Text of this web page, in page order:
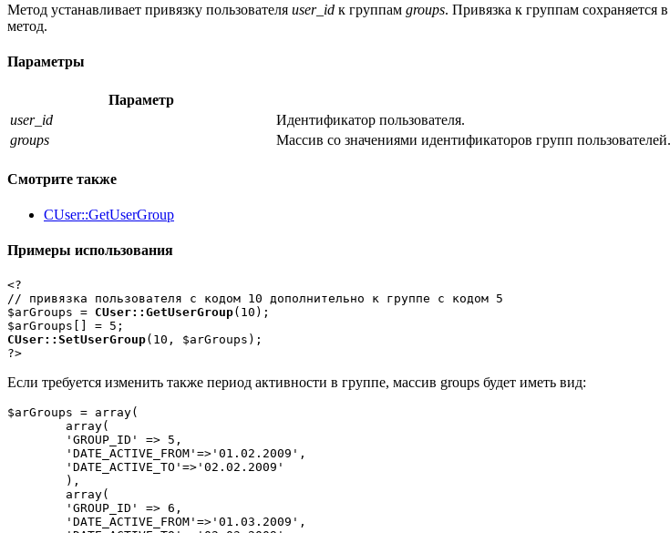
Метод устанавливает привязку пользователя user_id к группам groups. Привязка к группам сохраняется
метод.
Параметры
Параметр
user_id
Идентификатор пользователя.
groups
Массив со значениями идентификаторов групп пользователей.
Смотрите также
CUser::GetUserGroup
Примеры использования
<?
// привязка пользователя с кодом 10 дополнительно к группе c кодом 5
$arGroups = CUser::GetUserGroup(10);
CUser::SetUserGroup(10, $arGroups);
?>
Если требуется изменить также период активности в группе, массив groups будет иметь вид:
$arGroups = array(